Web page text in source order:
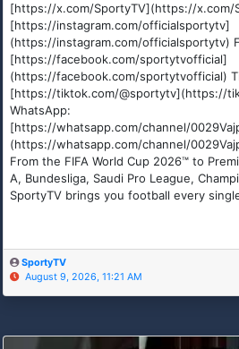
[https://x.com/SportyTV](https://x.com/
[https://instagram.com/officialsportytv]
(https://instagram.com/officialsportytv)
[https://facebook.com/sportytvofficial]
(https://facebook.com/sportytvofficial)
[https://tiktok.com/@sportytv](https://
WhatsApp:
[https://whatsapp.com/channel/
(https://whatsapp.com/channel/
From the FIFA World Cup 2026™ to
A, Bundesliga, Saudi Pro League,
SportyTV brings you football every
SportyTV
August 9, 2026, 11:21 AM